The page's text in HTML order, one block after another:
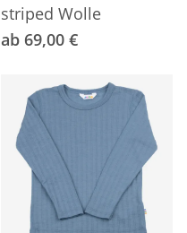
striped Wolle
ab 69,00 €